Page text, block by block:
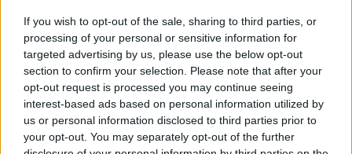
If you wish to opt-out of the sale, sharing to third parties, or
processing of your personal or sensitive information for
targeted advertising by us, please use the below opt-out
section to confirm your selection. Please note that after your
opt-out request is processed you may continue seeing
interest-based ads based on personal information utilized by
us or personal information disclosed to third parties prior to
your opt-out. You may separately opt-out of the further
Ακολουθήστε το Pink.gr στοGoogle Newsκαι